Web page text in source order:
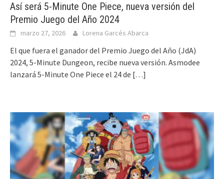
Así será 5-Minute One Piece, nueva versión del
Premio Juego del Año 2024
marzo 27, 2026 Lorena Garcés Abarca
El que fuera el ganador del Premio Juego del Año (JdA)
2024, 5-Minute Dungeon, recibe nueva versión. Asmodee
lanzará 5-Minute One Piece el 24 de […]